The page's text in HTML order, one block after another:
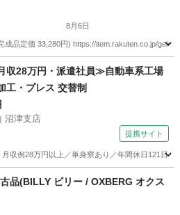
8月6日
成品定価 33,280円) https://item.rakuten.co.jp/
収納家具
収28万円・派遣社員≫自動車系工場
工・プレス 交替制
沼津支店
提携サイト
月収例28万円以上／単身寮あり／年間休日121
品(BILLY ビリー / OXBERG オクス